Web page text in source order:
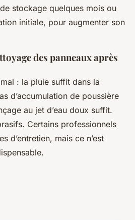
stockage quelques mois ou
initiale, pour augmenter son
des panneaux après
: la pluie suffit dans la
d’accumulation de poussière
au jet d’eau doux suffit.
Certains professionnels
d’entretien, mais ce n’est